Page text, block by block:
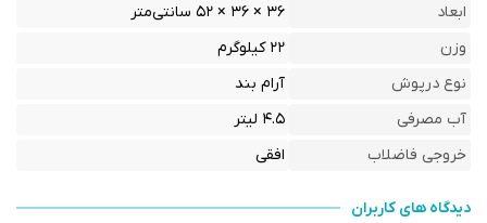
ابعاد
۳۶ × ۳۶ × ۵۲ سانتی‌متر
وزن
۲۲ کیلوگرم
نوع درپوش
آرام بند
آب مصرفی
۴.۵ لیتر
خروجی فاضلاب
افقی
دیدگاه های کاربران